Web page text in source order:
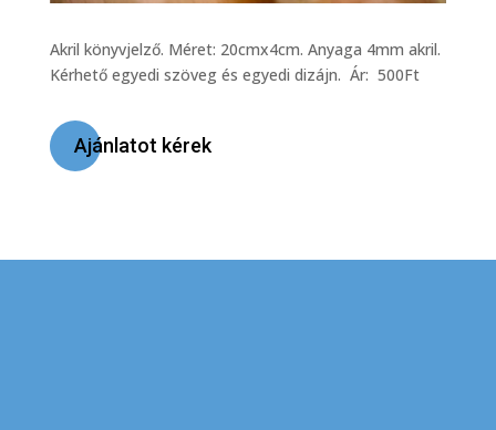
Akril könyvjelző. Méret: 20cmx4cm. Anyaga 4mm akril.
Kérhető egyedi szöveg és egyedi dizájn. Ár: 500Ft
Ajánlatot kérek